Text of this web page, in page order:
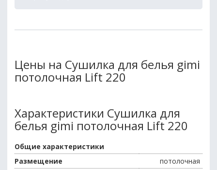
Цены на Сушилка для белья gimi
потолочная Lift 220
Характеристики Сушилка для
белья gimi потолочная Lift 220
Общие характеристики
Размещение
потолочная